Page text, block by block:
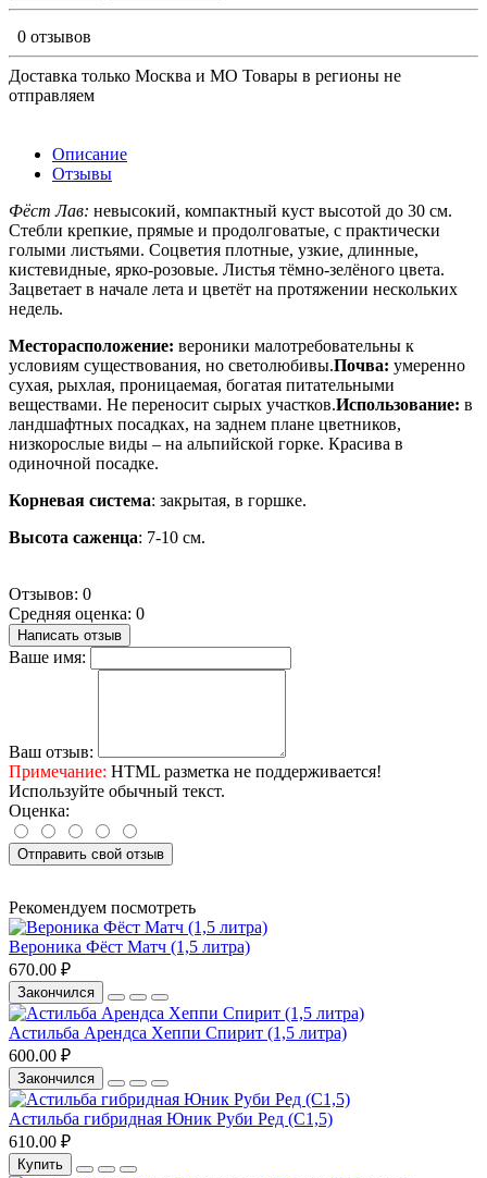
0 отзывов
Доставка только Москва и МО Товары в регионы не
отправляем
Описание
Отзывы
Фёст Лав: невысокий, компактный куст высотой до 30 см.
Стебли крепкие, прямые и продолговатые, с практически
голыми листьями. Соцветия плотные, узкие, длинные,
кистевидные, ярко-розовые. Листья тёмно-зелёного цвета.
Зацветает в начале лета и цветёт на протяжении нескольких
недель.
Месторасположение: вероники малотребовательны к
условиям существования, но светолюбивы.Почва: умеренно
сухая, рыхлая, проницаемая, богатая питательными
веществами. Не переносит сырых участков.Использование: в
ландшафтных посадках, на заднем плане цветников,
низкорослые виды – на альпийской горке. Красива в
одиночной посадке.
Корневая система: закрытая, в горшке.
Высота саженца: 7-10 см.
Отзывов: 0
Средняя оценка: 0
Написать отзыв
Ваше имя:
Ваш отзыв:
Примечание: HTML разметка не поддерживается!
Используйте обычный текст.
Оценка:
Отправить свой отзыв
Рекомендуем посмотреть
Вероника Фёст Матч (1,5 литра)
670.00 ₽
Закончился
Астильба Арендса Хеппи Спирит (1,5 литра)
600.00 ₽
Закончился
Астильба гибридная Юник Руби Ред (С1,5)
610.00 ₽
Купить